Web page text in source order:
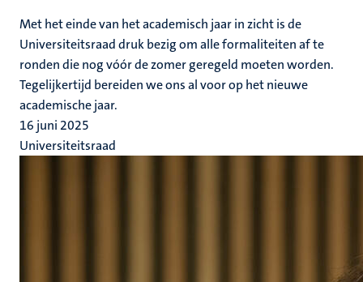
Met het einde van het academisch jaar in zicht is de
Universiteitsraad druk bezig om alle formaliteiten af te
ronden die nog vóór de zomer geregeld moeten worden.
Tegelijkertijd bereiden we ons al voor op het nieuwe
academische jaar.
16 juni 2025
Universiteitsraad